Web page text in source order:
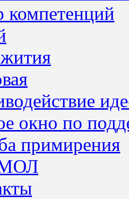
компетенций
окно по
примирения